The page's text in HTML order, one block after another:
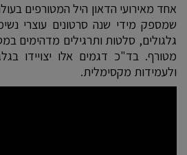
אחד מאירועי הדאון היל המטורפים
שמספק מידי שנה סרטונים עוצרי
גלגולים, סלטות ותרגילים מדהימים
ולעמידות מקסימלית.